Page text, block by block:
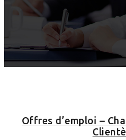
Offres d’emploi –